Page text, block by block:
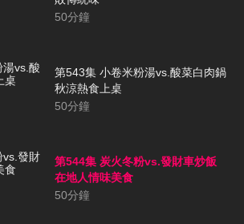
50分鐘
第543集 小卷米粉湯vs.酸菜白肉鍋
秋涼熱食上桌
50分鐘
第544集 炭火冬粉vs.發財車炒飯
在地人情味美食
50分鐘